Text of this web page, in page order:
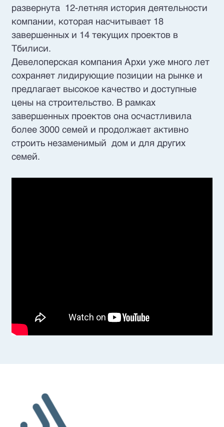
развернута 12-летняя история деятельности
компании, которая насчитывает 18
завершенных и 14 текущих проектов в
Тбилиси.
Девелоперская компания Архи уже много лет
сохраняет лидирующие позиции на рынке и
предлагает высокое качество и доступные
цены на строительство. В рамках
завершенных проектов она осчастливила
более 3000 семей и продолжает активно
строить незаменимый дом и для других
семей.